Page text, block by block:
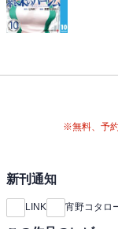
※無料、予
新刊通知
LINK 宵野コタロ